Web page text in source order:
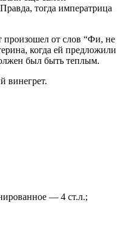
тогда императрица
произошел от слов “Фи, не
когда ей предложили
был быть теплым.
винегрет.
— 4 ст.л.;